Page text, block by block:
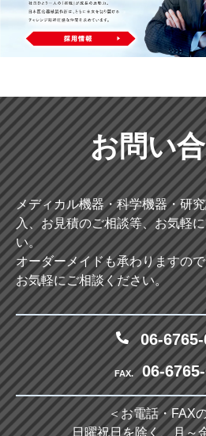
お問い
メディカル機器・科学機器・研
入、お見積のご相談等、お気軽
い。
オーダーメイドも承わりますの
お気軽にご相談ください。
06-
FAX. 06-
＜お電話・FAX
日曜祝日を除く、月～